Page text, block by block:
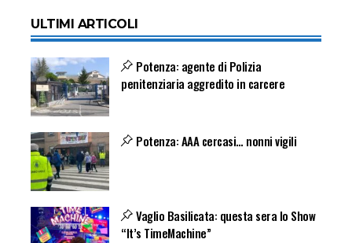
ULTIMI ARTICOLI
Potenza: agente di Polizia
penitenziaria aggredito in carcere
Potenza: AAA cercasi… nonni vigili
Vaglio Basilicata: questa sera lo Show
“It’s TimeMachine”